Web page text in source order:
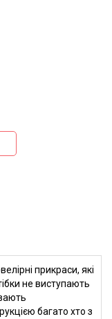
прикраси, які
не виступають
багато хто з